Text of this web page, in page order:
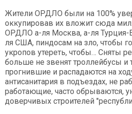
Жители ОРДЛО были на 100%
оккупировав их вложит сюда
ОРДЛО а-ля Москва, а-ля Турция-
ля США, пиндосам на зло, чтобы
укропов утереть, чтобы… Сняты
больше не звенят троллейбусы и
прогнившие и распадаются на
антисанитария в подъездах, не
работающие, часто обрываются,
доверчивых строителей